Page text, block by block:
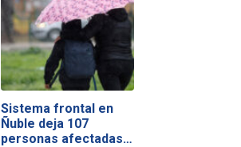
Sistema frontal en
Ñuble deja 107
personas afectadas…